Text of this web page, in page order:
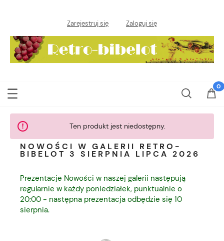
Zarejestruj się Zaloguj się
Ten produkt jest niedostępny.
NOWOŚCI W GALERII RETRO-
BIBELOT 3 SIERPNIA LIPCA 2026
Prezentacje Nowości w naszej galerii następują
regularnie w każdy poniedziałek, punktualnie o
20:00 - następna prezentacja odbędzie się 10
sierpnia.